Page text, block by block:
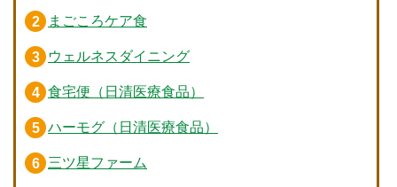
まごころケア食
ウェルネスダイニング
食宅便（日清医療食品）
ハーモグ（日清医療食品）
三ツ星ファーム